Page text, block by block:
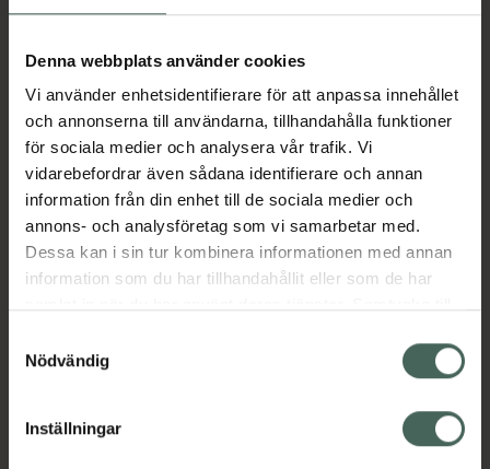
Denna webbplats använder cookies
Vi använder enhetsidentifierare för att anpassa innehållet
och annonserna till användarna, tillhandahålla funktioner
för sociala medier och analysera vår trafik. Vi
vidarebefordrar även sådana identifierare och annan
information från din enhet till de sociala medier och
annons- och analysföretag som vi samarbetar med.
Dessa kan i sin tur kombinera informationen med annan
information som du har tillhandahållit eller som de har
återkalla ditt samtycke via webbplatsens
cookieinställningar. Ett återkallat samtycke påverkar inte
lagligheten av behandling som skett innan återkallelsen.
Nödvändig
Inställningar
Aktuella erbjudanden
Beskrivning Dölj
EAN:17331009008859
Kronans Apotek finns här för dig. Du hittar oss från Skåne i
syd till Lappland i norr, och online i mobilen och på